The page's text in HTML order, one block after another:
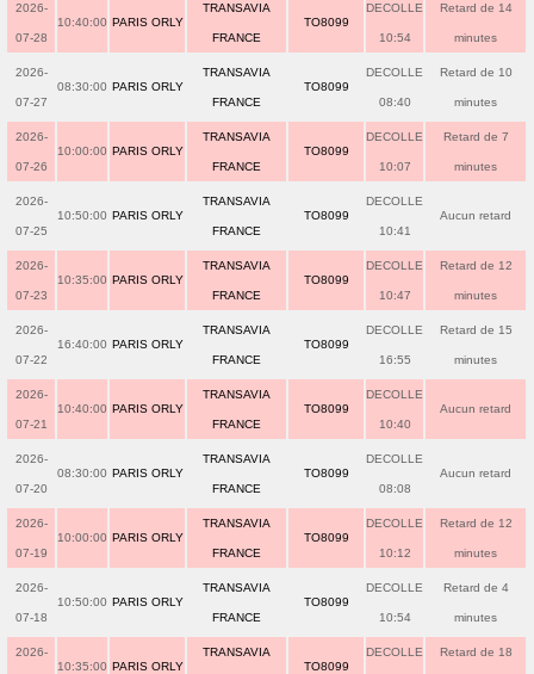
2026-
07-28
10:40:00 PARIS ORLY
TRANSAVIA
FRANCE
TO8099
DECOLLE
10:54
Retard de 14
minutes
2026-
07-27
08:30:00 PARIS ORLY
TRANSAVIA
FRANCE
TO8099
DECOLLE
08:40
Retard de 10
minutes
2026-
07-26
10:00:00 PARIS ORLY
TRANSAVIA
FRANCE
TO8099
DECOLLE
10:07
Retard de 7
minutes
2026-
07-25
10:50:00 PARIS ORLY
TRANSAVIA
FRANCE
TO8099
DECOLLE
10:41
Aucun retard
2026-
07-23
10:35:00 PARIS ORLY
TRANSAVIA
FRANCE
TO8099
DECOLLE
10:47
Retard de 12
minutes
2026-
07-22
16:40:00 PARIS ORLY
TRANSAVIA
FRANCE
TO8099
DECOLLE
16:55
Retard de 15
minutes
2026-
07-21
10:40:00 PARIS ORLY
TRANSAVIA
FRANCE
TO8099
DECOLLE
10:40
Aucun retard
2026-
07-20
08:30:00 PARIS ORLY
TRANSAVIA
FRANCE
TO8099
DECOLLE
08:08
Aucun retard
2026-
07-19
10:00:00 PARIS ORLY
TRANSAVIA
FRANCE
TO8099
DECOLLE
10:12
Retard de 12
minutes
2026-
07-18
10:50:00 PARIS ORLY
TRANSAVIA
FRANCE
TO8099
DECOLLE
10:54
Retard de 4
minutes
2026-
10:35:00 PARIS ORLY
TRANSAVIA
TO8099
DECOLLE Retard de 18